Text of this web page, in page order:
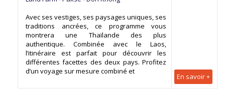
En savoir +
Avec ses vestiges, ses paysages uniques, ses
traditions ancrées, ce programme vous
montrera une Thaïlande des plus
authentique. Combinée avec le Laos,
l’itinéraire est parfait pour découvrir les
différentes facettes des deux pays. Profitez
d’un voyage sur mesure combiné et